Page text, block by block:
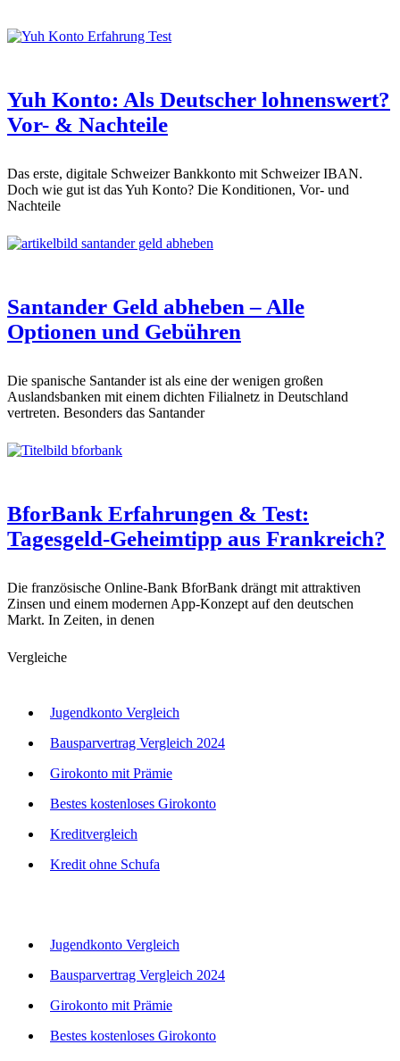
Yuh Konto: Als Deutscher lohnenswert?
Vor- & Nachteile
Das erste, digitale Schweizer Bankkonto mit Schweizer IBAN.
Doch wie gut ist das Yuh Konto? Die Konditionen, Vor- und
Nachteile
Santander Geld abheben – Alle
Optionen und Gebühren
Die spanische Santander ist als eine der wenigen großen
Auslandsbanken mit einem dichten Filialnetz in Deutschland
vertreten. Besonders das Santander
BforBank Erfahrungen & Test:
Tagesgeld-Geheimtipp aus Frankreich?
Die französische Online-Bank BforBank drängt mit attraktiven
Zinsen und einem modernen App-Konzept auf den deutschen
Markt. In Zeiten, in denen
Vergleiche
Jugendkonto Vergleich
Bausparvertrag Vergleich 2024
Girokonto mit Prämie
Bestes kostenloses Girokonto
Kreditvergleich
Kredit ohne Schufa
Jugendkonto Vergleich
Bausparvertrag Vergleich 2024
Girokonto mit Prämie
Bestes kostenloses Girokonto